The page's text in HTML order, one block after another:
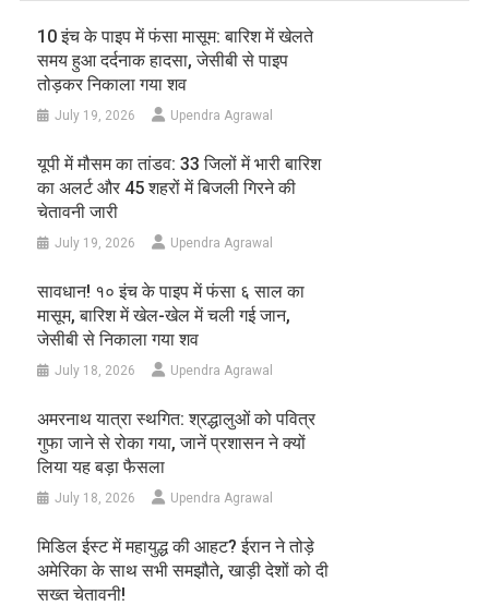
10 इंच के पाइप में फंसा मासूम: बारिश में खेलते
समय हुआ दर्दनाक हादसा, जेसीबी से पाइप
तोड़कर निकाला गया शव
July 19, 2026 Upendra Agrawal
यूपी में मौसम का तांडव: 33 जिलों में भारी बारिश
का अलर्ट और 45 शहरों में बिजली गिरने की
चेतावनी जारी
July 19, 2026 Upendra Agrawal
सावधान! १० इंच के पाइप में फंसा ६ साल का
मासूम, बारिश में खेल-खेल में चली गई जान,
जेसीबी से निकाला गया शव
July 18, 2026 Upendra Agrawal
अमरनाथ यात्रा स्थगित: श्रद्धालुओं को पवित्र
गुफा जाने से रोका गया, जानें प्रशासन ने क्यों
लिया यह बड़ा फैसला
July 18, 2026 Upendra Agrawal
मिडिल ईस्ट में महायुद्ध की आहट? ईरान ने तोड़े
अमेरिका के साथ सभी समझौते, खाड़ी देशों को दी
सख्त चेतावनी!